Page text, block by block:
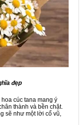
đẹp
hoa cúc tana mang ý
thành và bền chặt.
sẽ như một lời cổ vũ,